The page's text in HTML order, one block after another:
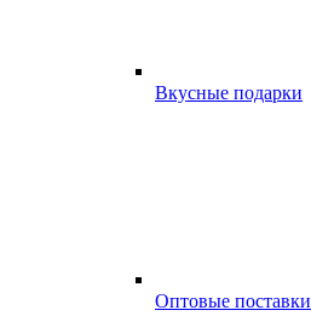
Вкусные подарки
Оптовые поставки